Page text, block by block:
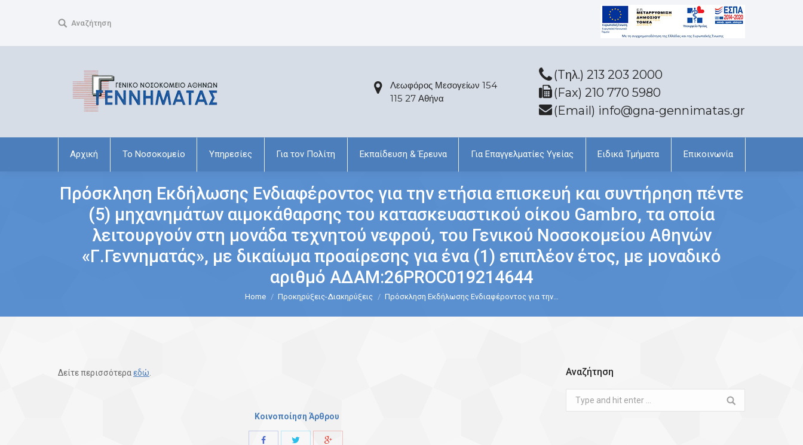
Search:Αναζήτηση
Λεωφόρος Μεσογείων 154
115 27 Αθήνα
(Tηλ.) 213 203 2000
(Fax) 210 770 5980
(Email) info@gna-gennimatas.gr
Αρχική Το Νοσοκομείο Υπηρεσίες Για τον Πολίτη Εκπαίδευση & Έρευνα Για Επαγγελματίες Υγείας Ειδικά Τμήματα Επικοινωνία
Πρόσκληση Εκδήλωσης Ενδιαφέροντος για την ετήσια επισκευή και συντήρηση πέντε
(5) μηχανημάτων αιμοκάθαρσης του κατασκευαστικού οίκου Gambro, τα οποία
λειτουργούν στη μονάδα τεχνητού νεφρού, του Γενικού Νοσοκομείου Αθηνών
«Γ.Γεννηματάς», με δικαίωμα προαίρεσης για ένα (1) επιπλέον έτος, με μοναδικό
αριθμό ΑΔΑΜ:26PROC019214644
Home Προκηρύξεις-Διακηρύξεις Πρόσκληση Εκδήλωσης Ενδιαφέροντος για την…
Δείτε περισσότεραεδώ
Κοινοποίηση Άρθρου
Share
Αναζήτηση
Search: